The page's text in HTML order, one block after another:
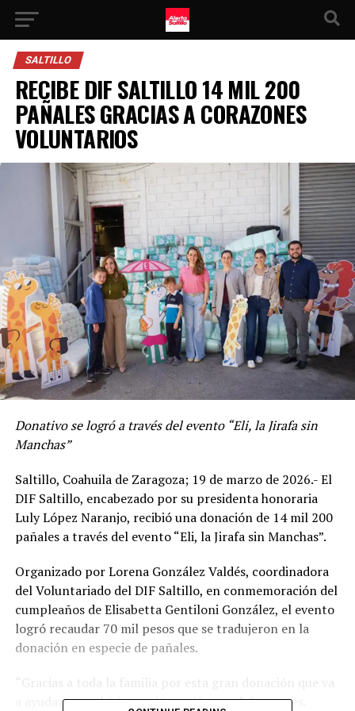
SALTILLO
RECIBE DIF SALTILLO 14 MIL 200
PAÑALES GRACIAS A CORAZONES
VOLUNTARIOS
Donativo se logró a través del evento “Eli, la Jirafa sin
Manchas”
Saltillo, Coahuila de Zaragoza; 19 de marzo de 2026.- El
DIF Saltillo, encabezado por su presidenta honoraria
Luly López Naranjo, recibió una donación de 14 mil 200
pañales a través del evento “Eli, la Jirafa sin Manchas”.
Organizado por Lorena González Valdés, coordinadora
del Voluntariado del DIF Saltillo, en conmemoración del
cumpleaños de Elisabetta Gentiloni González, el evento
logró recaudar 70 mil pesos que se tradujeron en la
donación en especie de pañales.
“Gracias a toda la familia por esta gran donación que va
a ayudar a muchísimas niñas, niños y adolescentes.